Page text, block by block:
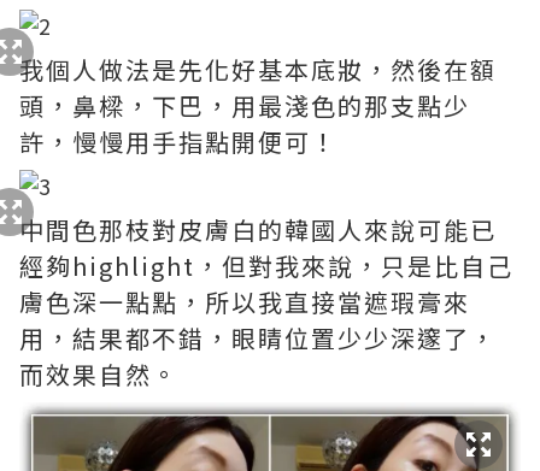
我個人做法是先化好基本底妝，然後在額
頭，鼻樑，下巴，用最淺色的那支點少
許，慢慢用手指點開便可！
中間色那枝對皮膚白的韓國人來說可能已
經夠highlight，但對我來說，只是比自己
膚色深一點點，所以我直接當遮瑕膏來
用，結果都不錯，眼睛位置少少深邃了，
而效果自然。